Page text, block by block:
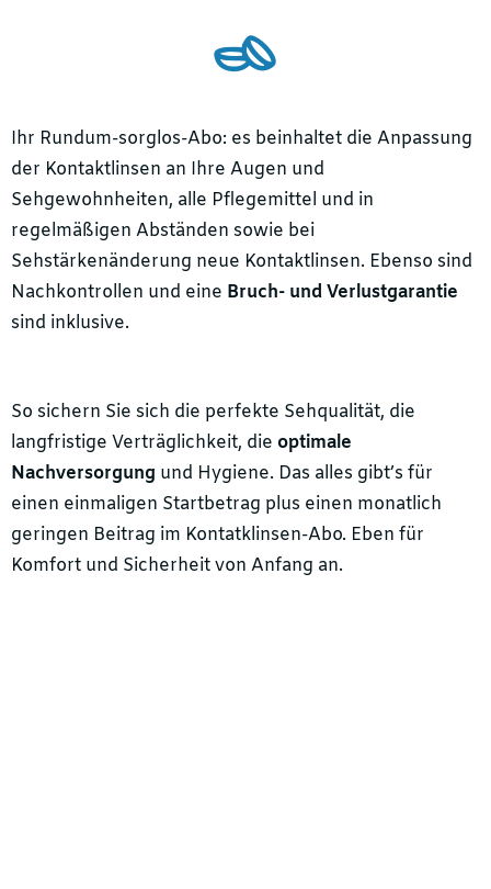
Ihr Rundum-sorglos-Abo: es beinhaltet die Anpassung
der Kontaktlinsen an Ihre Augen und
Sehgewohnheiten, alle Pflegemittel und in
regelmäßigen Abständen sowie bei
Sehstärkenänderung neue Kontaktlinsen. Ebenso sind
Nachkontrollen und eine Bruch- und Verlustgarantie
sind inklusive.
So sichern Sie sich die perfekte Sehqualität, die
langfristige Verträglichkeit, die optimale
Nachversorgung und Hygiene. Das alles gibt’s für
einen einmaligen Startbetrag plus einen monatlich
geringen Beitrag im Kontatklinsen-Abo. Eben für
Komfort und Sicherheit von Anfang an.